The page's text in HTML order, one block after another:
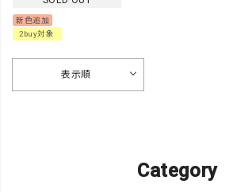
新色追加
2buy対象
表示順
Category